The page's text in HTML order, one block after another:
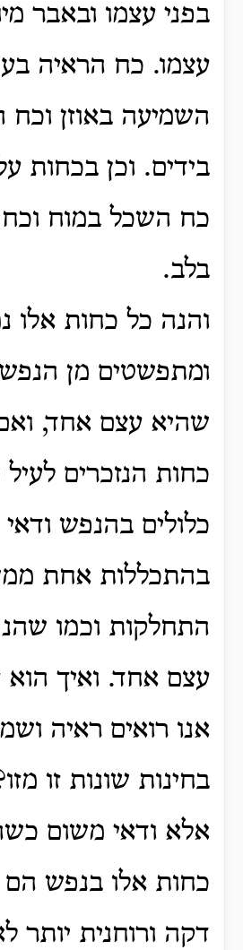
בפני עצמו ובאבר
עצמו. כח הראיה
השמיעה באוזן
בידים. וכן בכחות
כח השכל במוח
בלב.
והנה כל כחות אלו
ומתפשטים מן
שהיא עצם אחד, ואם
כחות הנזכרים לעיל
כלולים בהנפש ודאי
בהתכללות אחת
התחלקות וכמו
עצם אחד. ואיך
אנו רואים ראיה
בחינות שונות זו
אלא ודאי משום
כחות אלו בנפש הם
דקה ורוחנית יותר